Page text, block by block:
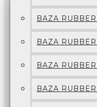
BAZA
BAZA
BAZA
BAZA